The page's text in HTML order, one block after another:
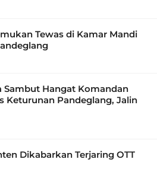
Tewas di Kamar Mandi
Sambut Hangat Komandan
Keturunan Pandeglang, Jalin
Dikabarkan Terjaring OTT